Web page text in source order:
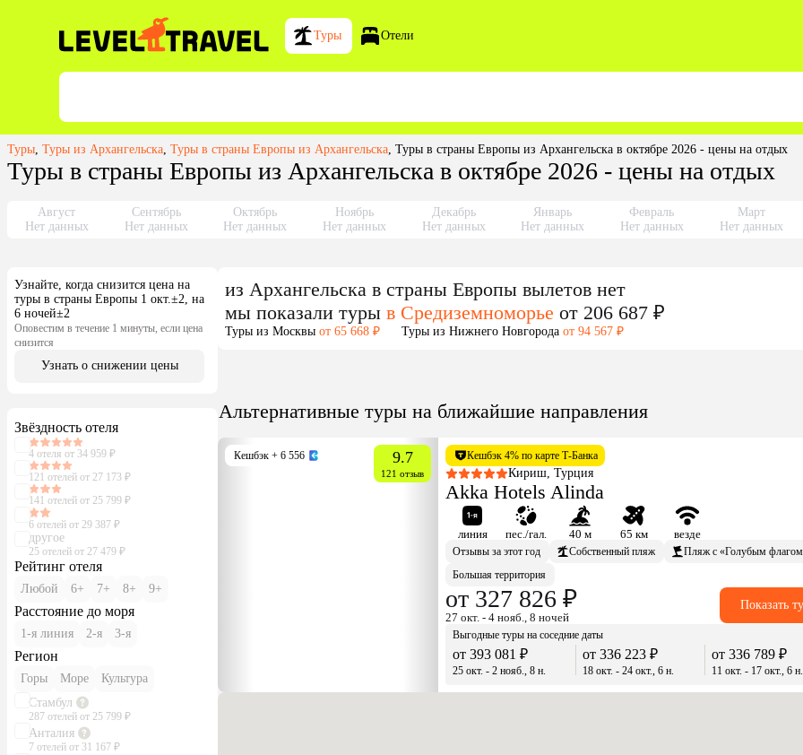
Туры Отели
Туры Туры из Архангельска Туры в cтраны Европы из Архангельска Туры в cтраны Европы из Архангельска в октябре 2026 - цены на отдых
Туры в cтраны Европы из Архангельска в октябре 2026 - цены на отдых
Август
Нет данных
Сентябрь
Нет данных
Октябрь
Нет данных
Ноябрь
Нет данных
Декабрь
Нет данных
Январь
Нет данных
Февраль
Нет данных
Март
Нет данных
Узнайте, когда снизится цена на
туры в cтраны Европы 1 окт.±2, на
6 ночей±2
Оповестим в течение 1 минуты, если цена
снизится
Узнать о снижении цены
Звёздность отеля
4 отеля от 34 959 ₽
121 отелей от 27 173 ₽
141 отелей от 25 799 ₽
6 отелей от 29 387 ₽
другое
25 отелей от 27 479 ₽
Рейтинг отеля
Любой 6+ 7+ 8+ 9+
Расстояние до моря
1-я линия 2-я 3-я
Регион
Горы Море
Культура
Стамбул
287 отелей от 25 799 ₽
Анталия
7 отелей от 31 167 ₽
из Архангельска в cтраны Европы вылетов нет
мы показали туры в Средиземноморье от 206 687 ₽
Туры из Москвы от 65 668 ₽ Туры из Нижнего Новгорода от 94 567 ₽
Альтернативные туры на ближайшие направления
Кешбэк + 6 556 9.7
121 отзыв
Кешбэк 4% по карте Т-Банка
Кириш, Турция
Akka Hotels Alinda
линия пес./гал. 40 м 65 км
везде
Отзывы за этот год
Собственный пляж
Пляж с «Голубым
Большая территория
от 327 826 ₽
27 окт. - 4 нояб., 8 ночей
Показать
Выгодные туры на соседние даты
от 393 081 ₽
25 окт. - 2 нояб., 8 н.
от 336 223 ₽
18 окт. - 24 окт., 6 н.
от 336 789 ₽
11 окт. - 17 окт., 6 н.